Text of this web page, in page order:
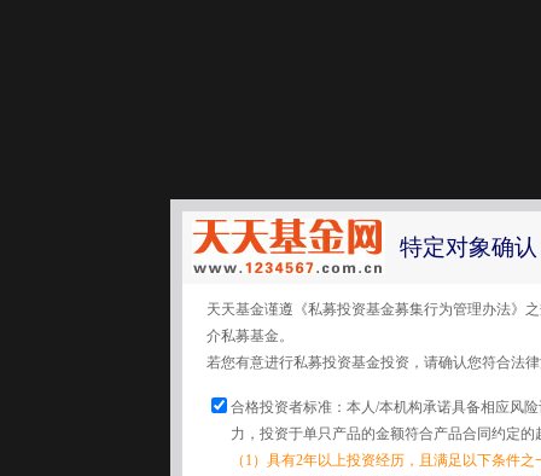
特定对象确认
天天基金谨遵《私募投资基金募集行为管理办法》
介私募基金。
若您有意进行私募投资基金投资，请确认您符合法
合格投资者标准：本人/本机构承诺具备相应风
力，投资于单只产品的金额符合产品合同约定的
（1）具有2年以上投资经历，且满足以下条件